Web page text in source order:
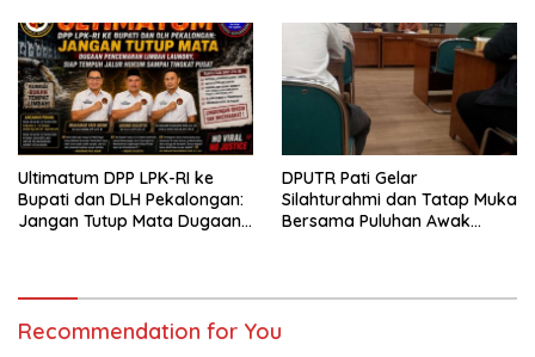
Ultimatum DPP LPK-RI ke
Bupati dan DLH Pekalongan:
Jangan Tutup Mata Dugaan
DPUTR Pati Gelar
Silahturahmi dan Tatap Muka
Bersama Puluhan Awak
Recommendation for You